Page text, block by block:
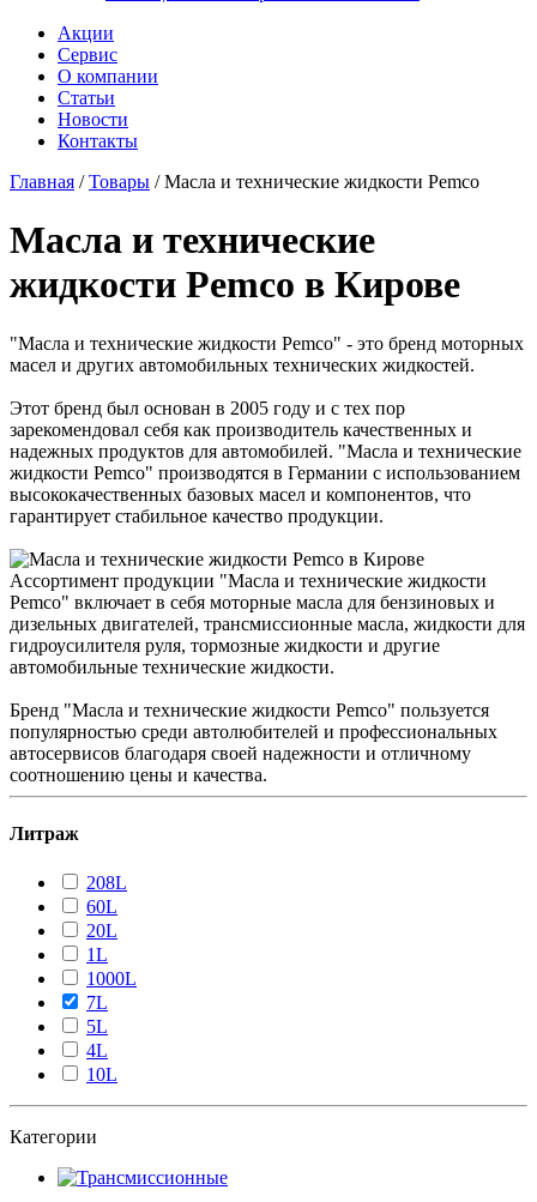
Акции
Сервис
О компании
Статьи
Новости
Контакты
Главная /Товары /Масла и технические жидкости Pemco
Масла и технические
жидкости Pemco в Кирове
"Масла и технические жидкости Pemco" - это бренд моторных
масел и других автомобильных технических жидкостей.
Этот бренд был основан в 2005 году и с тех пор
зарекомендовал себя как производитель качественных и
надежных продуктов для автомобилей. "Масла и технические
жидкости Pemco" производятся в Германии с использованием
высококачественных базовых масел и компонентов, что
гарантирует стабильное качество продукции.
Ассортимент продукции "Масла и технические жидкости
Pemco" включает в себя моторные масла для бензиновых и
дизельных двигателей, трансмиссионные масла, жидкости для
гидроусилителя руля, тормозные жидкости и другие
автомобильные технические жидкости.
Бренд "Масла и технические жидкости Pemco" пользуется
популярностью среди автолюбителей и профессиональных
автосервисов благодаря своей надежности и отличному
соотношению цены и качества.
Литраж
208L
60L
20L
1L
1000L
7L
5L
4L
10L
Категории